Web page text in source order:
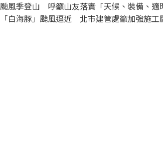
颱風季登山 呼籲山友落實「天候、裝備、適
「白海豚」颱風逼近 北市建管處籲加強施工鷹